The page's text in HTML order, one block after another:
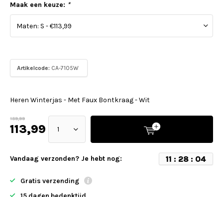
Maak een keuze: *
Artikelcode: CA-7105W
Heren Winterjas - Met Faux Bontkraag - Wit
189,99
113,99
Vandaag verzonden? Je hebt nog: 11 : 28 : 04
Gratis verzending